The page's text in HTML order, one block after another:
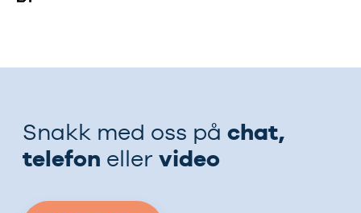
Snakk med oss på chat,
telefon eller video